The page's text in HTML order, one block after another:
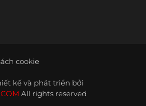
cookie
kế và phát triển bởi
All rights reserved